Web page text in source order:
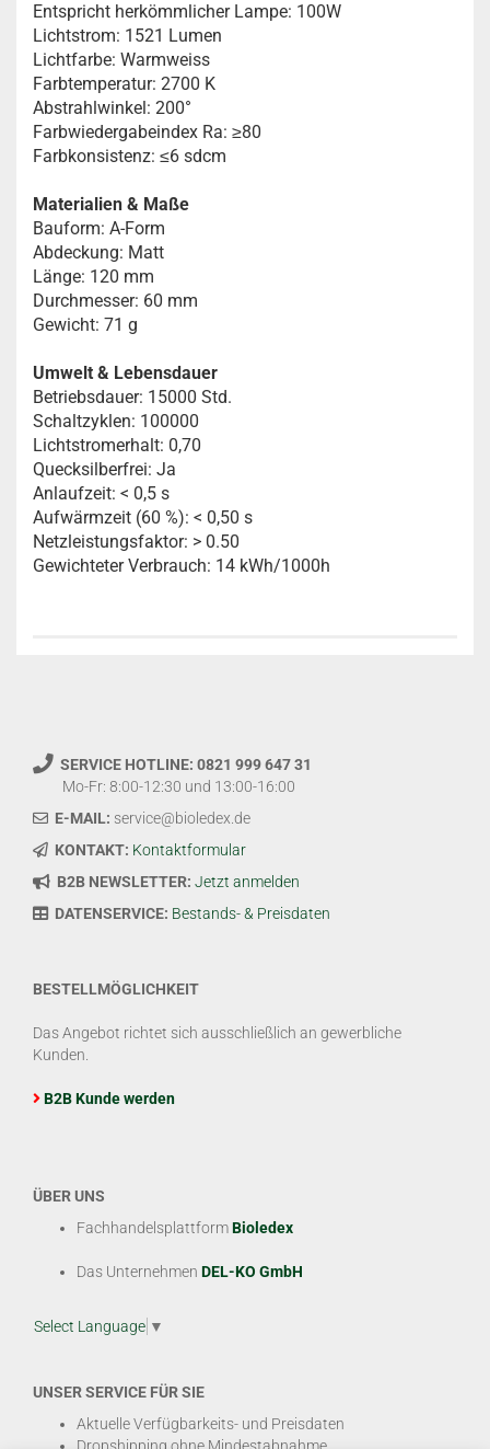
Entspricht herkömmlicher Lampe: 100W
Lichtstrom: 1521 Lumen
Lichtfarbe: Warmweiss
Farbtemperatur: 2700 K
Abstrahlwinkel: 200°
Farbwiedergabeindex Ra: ≥80
Farbkonsistenz: ≤6 sdcm
Materialien & Maße
Bauform: A-Form
Abdeckung: Matt
Länge: 120 mm
Durchmesser: 60 mm
Gewicht: 71 g
Umwelt & Lebensdauer
Betriebsdauer: 15000 Std.
Schaltzyklen: 100000
Lichtstromerhalt: 0,70
Quecksilberfrei: Ja
Anlaufzeit: < 0,5 s
Aufwärmzeit (60 %): < 0,50 s
Netzleistungsfaktor: > 0.50
Gewichteter Verbrauch: 14 kWh/1000h
SERVICE HOTLINE: 0821 999 647 31
Mo-Fr: 8:00-12:30 und 13:00-16:00
E-MAIL: service@bioledex.de
KONTAKT: Kontaktformular
B2B NEWSLETTER: Jetzt anmelden
DATENSERVICE: Bestands- & Preisdaten
BESTELLMÖGLICHKEIT
Das Angebot richtet sich ausschließlich an gewerbliche
Kunden.
B2B Kunde werden
ÜBER UNS
FachhandelsplattformBioledex
Das Unternehmen DEL-KO GmbH
Select Language ▼
UNSER SERVICE FÜR SIE
Aktuelle Verfügbarkeits- und Preisdaten